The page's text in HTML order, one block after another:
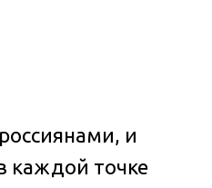
и
каждой точке